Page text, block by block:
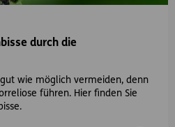
durch die
wie möglich vermeiden, denn
führen. Hier finden Sie